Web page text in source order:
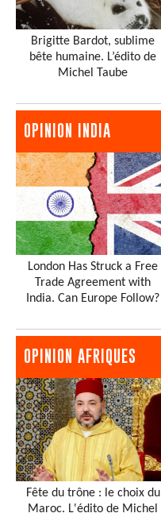
Brigitte Bardot, sublime
bête humaine. L’édito de
Michel Taube
OPINION INDIA
London Has Struck a Free
Trade Agreement with
India. Can Europe Follow?
OPINION AFRIQUES
Fête du trône : le choix du
Maroc. L'édito de Michel